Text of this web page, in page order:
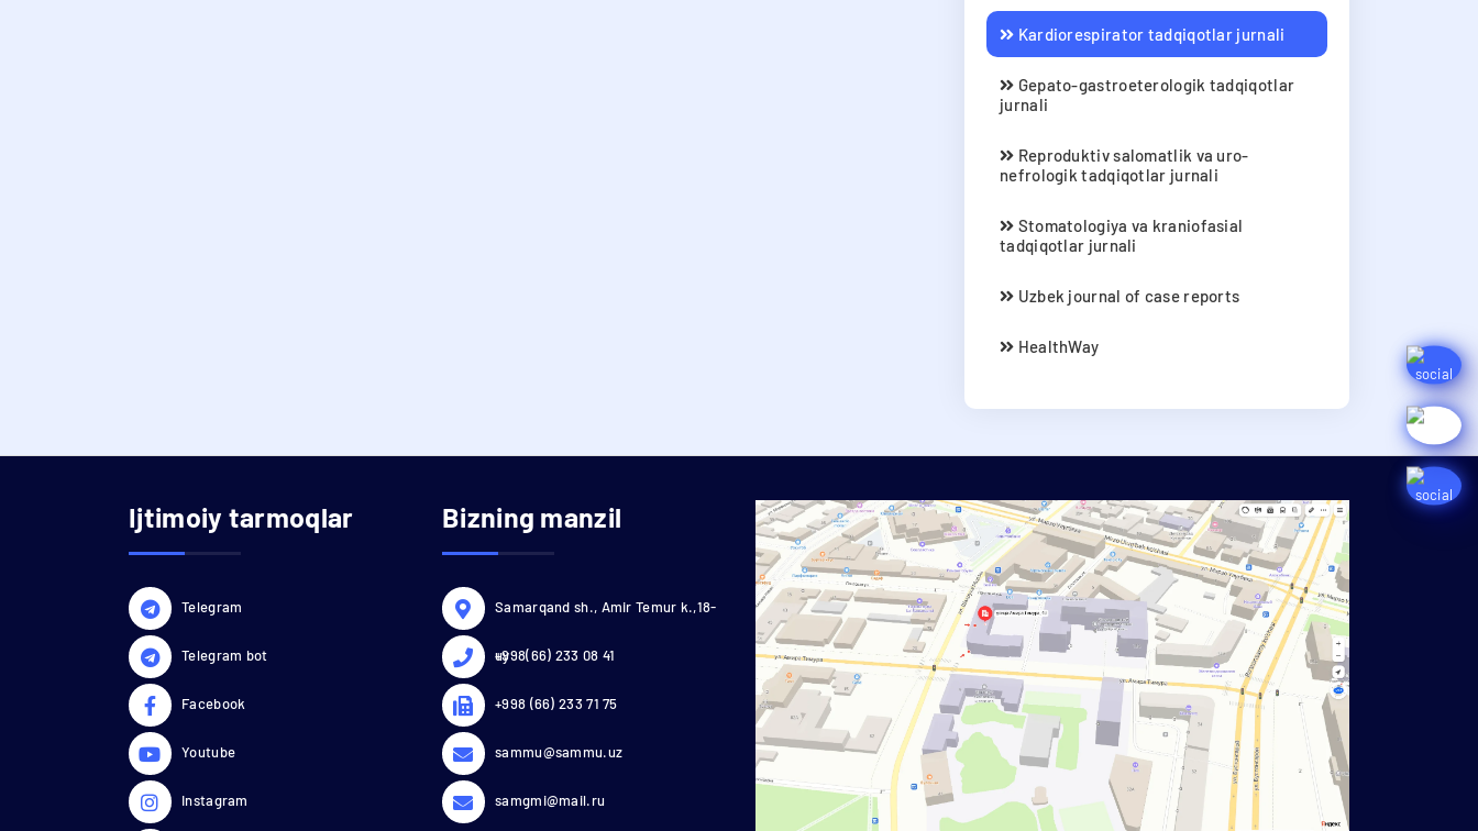
Kardiorespirator tadqiqotlar jurnali
Gepato-gastroeterologik tadqiqotlar
jurnali
Reproduktiv salomatlik va uro-
nefrologik tadqiqotlar jurnali
Stomatologiya va kraniofasial
tadqiqotlar jurnali
Uzbek journal of case reports
HealthWay
Ijtimoiy tarmoqlar
Telegram
Telegram bot
Facebook
Youtube
Instagram
Bizning manzil
Samarqand sh., Amir Temur k.,18-
uy
+998(66) 233 08 41
+998 (66) 233 71 75
sammu@sammu.uz
samgmi@mail.ru